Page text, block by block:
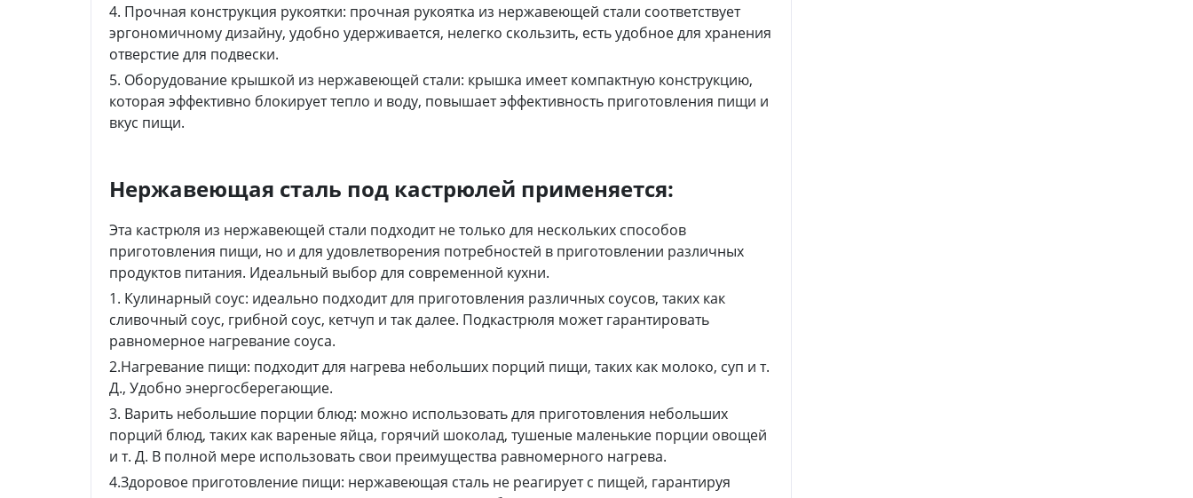
4. Прочная конструкция рукоятки: прочная рукоятка из нержавеющей стали соответствует
эргономичному дизайну, удобно удерживается, нелегко скользить, есть удобное для хранения
отверстие для подвески.
5. Оборудование крышкой из нержавеющей стали: крышка имеет компактную конструкцию,
которая эффективно блокирует тепло и воду, повышает эффективность приготовления пищи и
вкус пищи.
Нержавеющая сталь под кастрюлей применяется:
Эта кастрюля из нержавеющей стали подходит не только для нескольких способов
приготовления пищи, но и для удовлетворения потребностей в приготовлении различных
продуктов питания. Идеальный выбор для современной кухни.
1. Кулинарный соус: идеально подходит для приготовления различных соусов, таких как
сливочный соус, грибной соус, кетчуп и так далее. Подкастрюля может гарантировать
равномерное нагревание соуса.
2.Нагревание пищи: подходит для нагрева небольших порций пищи, таких как молоко, суп и т.
Д., Удобно энергосберегающие.
3. Варить небольшие порции блюд: можно использовать для приготовления небольших
порций блюд, таких как вареные яйца, горячий шоколад, тушеные маленькие порции овощей
и т. Д. В полной мере использовать свои преимущества равномерного нагрева.
4.Здоровое приготовление пищи: нержавеющая сталь не реагирует с пищей, гарантируя